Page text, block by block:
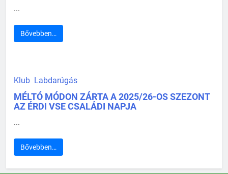
...
Bővebben…
Klub Labdarúgás
MÉLTÓ MÓDON ZÁRTA A 2025/26-OS SZEZONT
AZ ÉRDI VSE CSALÁDI NAPJA
...
Bővebben…